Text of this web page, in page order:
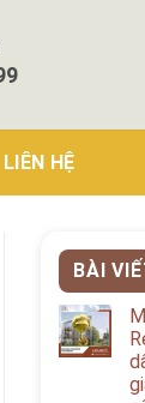
LIÊN HỆ
BÀI